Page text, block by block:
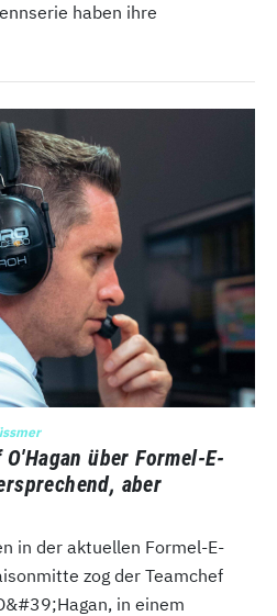
haben ihre
über Formel-E-
aber
in der aktuellen Formel-E-
zog der Teamchef
in einem